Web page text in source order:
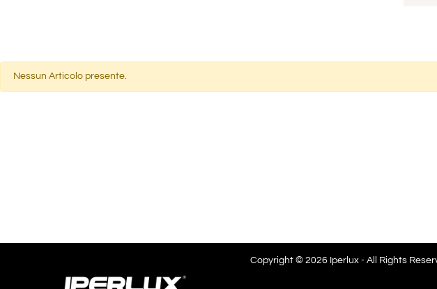
Nessun Articolo presente.
Copyright © 2026 Iperlux - All Rights